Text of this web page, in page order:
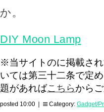
か。
DIY Moon Lamp
※当サイトのに掲載さ
いては第三十二条で定
題があればこちらから
posted 10:00 | Category: Gadget/